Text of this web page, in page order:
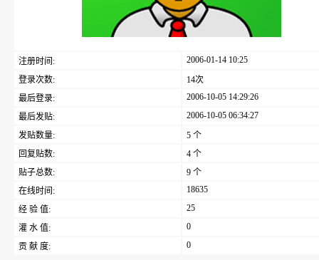
注册时间:
2006-01-14 10:25
登录次数:
14次
最后登录:
2006-10-05 14:29:26
最后发贴:
2006-10-05 06:34:27
发贴数量:
5 个
回复贴数:
4 个
贴子总数:
9 个
在线时间:
18635
经 验 值:
25
灌 水 值:
0
贡 献 度:
0